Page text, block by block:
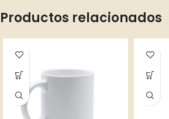
Productos relacionados